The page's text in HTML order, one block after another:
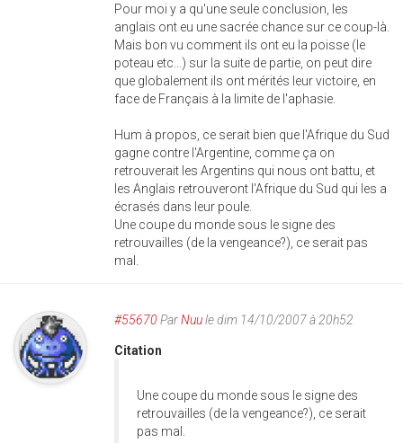
Pour moi y a qu'une seule conclusion, les
anglais ont eu une sacrée chance sur ce coup-là.
Mais bon vu comment ils ont eu la poisse (le
poteau etc...) sur la suite de partie, on peut dire
que globalement ils ont mérités leur victoire, en
face de Français à la limite de l'aphasie.
Hum à propos, ce serait bien que l'Afrique du Sud
gagne contre l'Argentine, comme ça on
retrouverait les Argentins qui nous ont battu, et
les Anglais retrouveront l'Afrique du Sud qui les a
écrasés dans leur poule.
Une coupe du monde sous le signe des
retrouvailles (de la vengeance?), ce serait pas
mal.
#55670 ParNuule dim 14/10/2007 à 20h52
Citation
Une coupe du monde sous le signe des
retrouvailles (de la vengeance?), ce serait
pas mal.